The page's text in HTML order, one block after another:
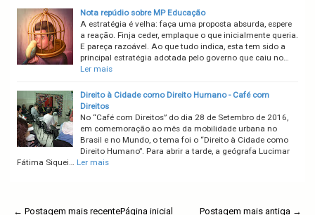
Nota repúdio sobre MP Educação
A estratégia é velha: faça uma proposta absurda, espere
a reação. Finja ceder, emplaque o que inicialmente queria.
E pareça razoável. Ao que tudo indica, esta tem sido a
principal estratégia adotada pelo governo que caiu no…
Ler mais
Direito à Cidade como Direito Humano - Café com
Direitos
No “Café com Direitos” do dia 28 de Setembro de 2016,
em comemoração ao mês da mobilidade urbana no
Brasil e no Mundo, o tema foi o “Direito à Cidade como
Direito Humano”. Para abrir a tarde, a geógrafa Lucimar
Fátima Siquei… Ler mais
← Postagem mais recente Postagem mais antiga →
Página inicial